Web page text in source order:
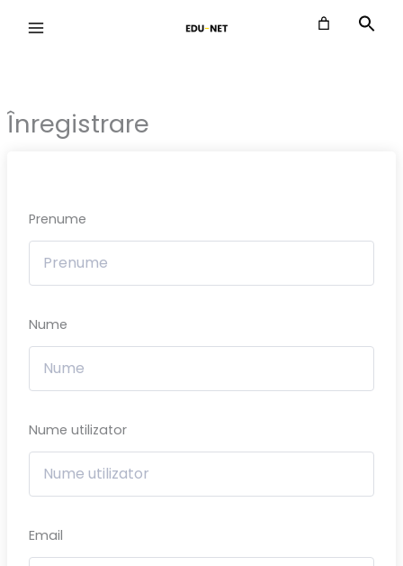
Înregistrare
Prenume
Nume
Nume utilizator
Email